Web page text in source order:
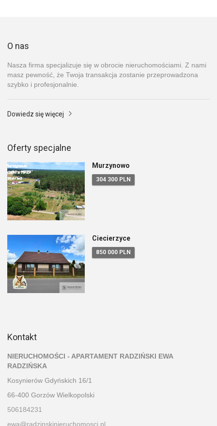
O nas
Nasza firma specjalizuje się w obrocie nieruchomościami. Z nami
masz pewność, że Twoja transakcja zostanie przeprowadzona
szybko i profesjonalnie.
Dowiedz się więcej
Oferty specjalne
Murzynowo
304 300 PLN
Ciecierzyce
850 000 PLN
Kontakt
NIERUCHOMOŚCI - APARTAMENT RADZIŃSKI EWA
RADZIŃSKA
Kosynierów Gdyńskich 16/1
66-400 Gorzów Wielkopolski
506184231
ewa@radzinskinieruchomosci.pl